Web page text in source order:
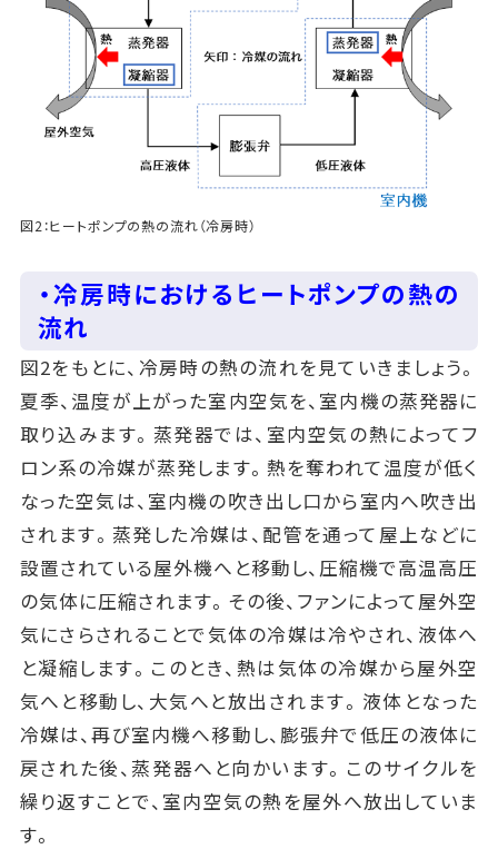
図2：ヒートポンプの熱の流れ（冷房時）
・冷房時におけるヒートポンプの熱の
流れ
図2をもとに、冷房時の熱の流れを見ていきましょう。
夏季、温度が上がった室内空気を、室内機の蒸発器に
取り込みます。蒸発器では、室内空気の熱によってフ
ロン系の冷媒が蒸発します。熱を奪われて温度が低く
なった空気は、室内機の吹き出し口から室内へ吹き出
されます。蒸発した冷媒は、配管を通って屋上などに
設置されている屋外機へと移動し、圧縮機で高温高圧
の気体に圧縮されます。その後、ファンによって屋外空
気にさらされることで気体の冷媒は冷やされ、液体へ
と凝縮します。このとき、熱は気体の冷媒から屋外空
気へと移動し、大気へと放出されます。液体となった
冷媒は、再び室内機へ移動し、膨張弁で低圧の液体に
戻された後、蒸発器へと向かいます。このサイクルを
繰り返すことで、室内空気の熱を屋外へ放出していま
す。